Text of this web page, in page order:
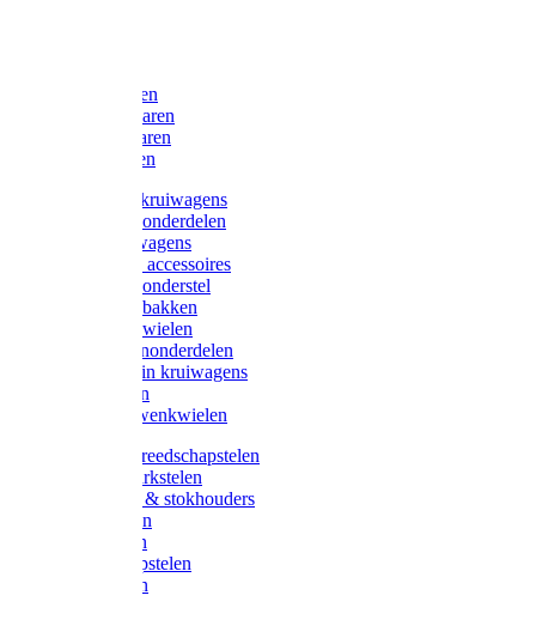
Snoeischaren
Heggenscharen
Takkenscharen
Snoeimessen
Landbouwkruiwagens
Kruiwagenonderdelen
Bouwkruiwagens
Kruiwagen accessoires
Kruiwagenonderstel
Kruiwagenbakken
Kruiwagenwielen
Steekwagenonderdelen
Huis en Tuin kruiwagens
Steekwagen
Bok- en Zwenkwielen
Overige gereedschapstelen
Bezem-/Harkstelen
Handvaten & stokhouders
Hamerstelen
Spadestelen
Graanschopstelen
Schopstelen